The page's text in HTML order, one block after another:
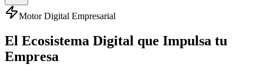
Motor Digital Empresarial
El Ecosistema Digital que Impulsa tu
Empresa